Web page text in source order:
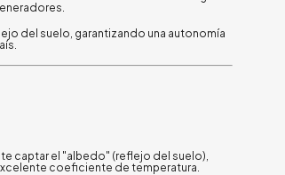
del suelo, garantizando una autonomía
captar el "albedo" (reflejo del suelo),
coeficiente de temperatura.